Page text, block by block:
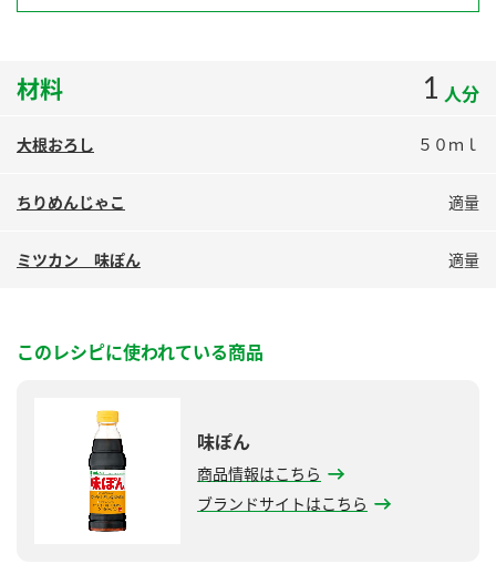
すしラボ
納豆の豆知識
ロングセラー商品 ＋ おすすめレシピ
ミツカン公式通販
材料 1 人分
大根おろし ５０ｍｌ
ちりめんじゃこ 適量
ミツカン 味ぽん 適量
このレシピに使われている商品
味ぽん
商品情報はこちら
ブランドサイトはこちら